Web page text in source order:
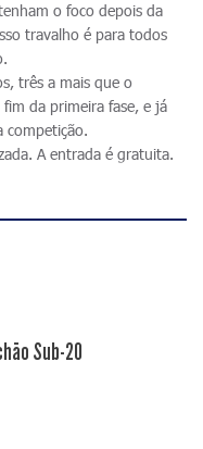
o foco depois da
travalho é para todos
três a mais que o
da primeira fase, e já
competição.
A entrada é gratuita.
Sub-20